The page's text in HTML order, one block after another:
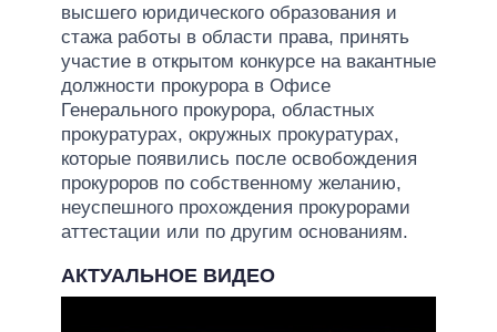
высшего юридического образования и
стажа работы в области права, принять
участие в открытом конкурсе на вакантные
должности прокурора в Офисе
Генерального прокурора, областных
прокуратурах, окружных прокуратурах,
которые появились после освобождения
прокуроров по собственному желанию,
неуспешного прохождения прокурорами
аттестации или по другим основаниям.
АКТУАЛЬНОЕ ВИДЕО